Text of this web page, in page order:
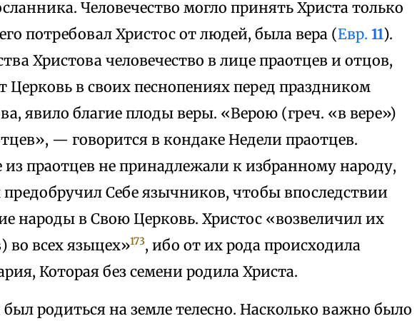
Человечество могло принять Христа только
потребовал Христос от людей, была вера (Евр. 11).
Христова человечество в лице праотцев и отцов,
Церковь в своих песнопениях перед праздником
явило благие плоды веры. «Верою (греч. «в вере»)
— говорится в кондаке Недели праотцев.
праотцев не принадлежали к избранному народу,
предобручил Себе язычников, чтобы впоследствии
народы в Свою Церковь. Христос «возвеличил их
во всех языцех»173, ибо от их рода происходила
Которая без семени родила Христа.
родиться на земле телесно. Насколько важно было